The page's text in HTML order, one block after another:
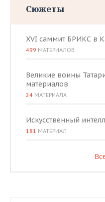
Сюжеты
XVI саммит БРИКС в
499 МАТЕРИАЛОВ
Великие воины
материалов
24 МАТЕРИАЛА
Искусственный
181 МАТЕРИАЛ